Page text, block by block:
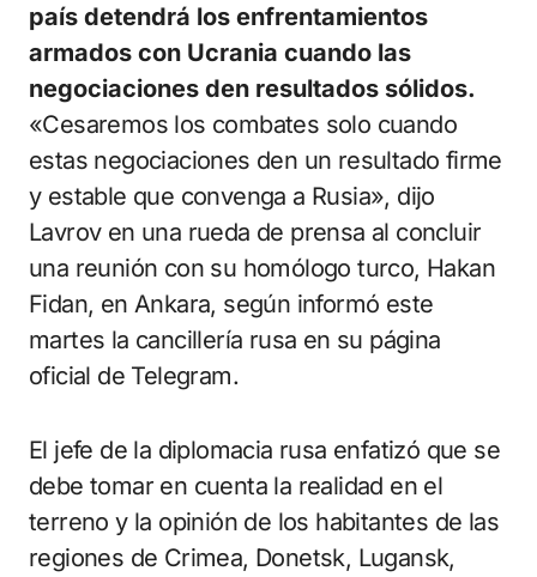
país detendrá los enfrentamientos
armados con Ucrania cuando las
negociaciones den resultados sólidos.
«Cesaremos los combates solo cuando
estas negociaciones den un resultado firme
y estable que convenga a Rusia», dijo
Lavrov en una rueda de prensa al concluir
una reunión con su homólogo turco, Hakan
Fidan, en Ankara, según informó este
martes la cancillería rusa en su página
oficial de Telegram.
El jefe de la diplomacia rusa enfatizó que se
debe tomar en cuenta la realidad en el
terreno y la opinión de los habitantes de las
regiones de Crimea, Donetsk, Lugansk,